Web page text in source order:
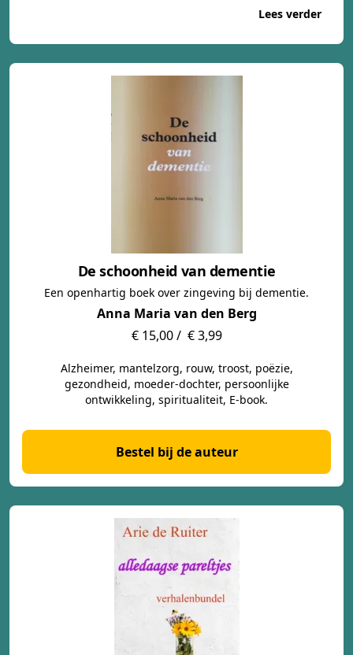
Lees verder
De schoonheid van dementie
Een openhartig boek over zingeving bij dementie.
Anna Maria van den Berg
€ 15,00 / € 3,99
Alzheimer, mantelzorg, rouw, troost, poëzie,
gezondheid, moeder-dochter, persoonlijke
ontwikkeling, spiritualiteit, E-book.
Bestel bij de auteur